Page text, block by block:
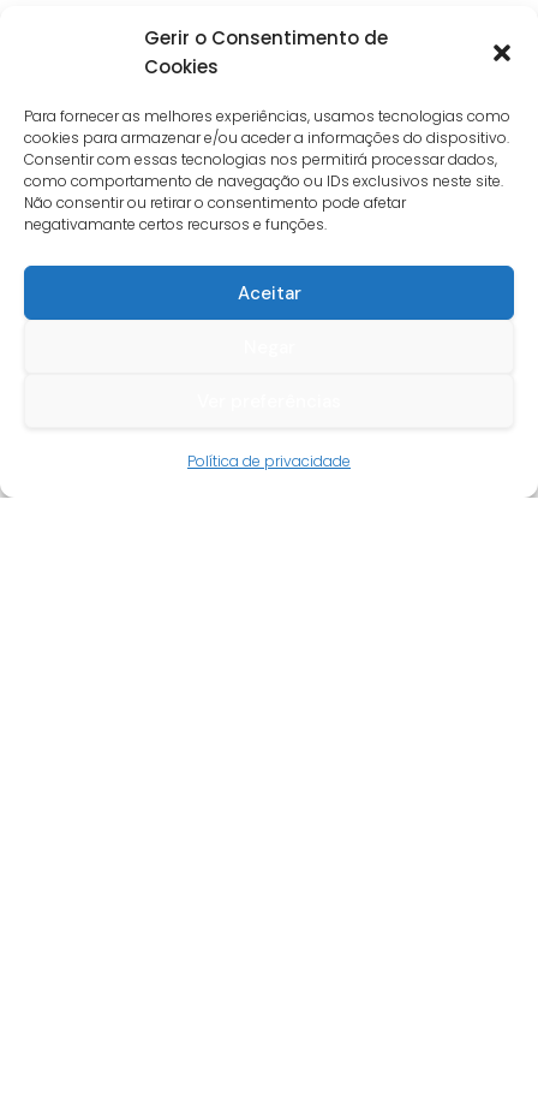
Gerir o Consentimento de
Cookies
Para fornecer as melhores experiências, usamos tecnologias como
cookies para armazenar e/ou aceder a informações do dispositivo.
Consentir com essas tecnologias nos permitirá processar dados,
como comportamento de navegação ou IDs exclusivos neste site.
Não consentir ou retirar o consentimento pode afetar
negativamante certos recursos e funções.
Aceitar
Política de privacidade